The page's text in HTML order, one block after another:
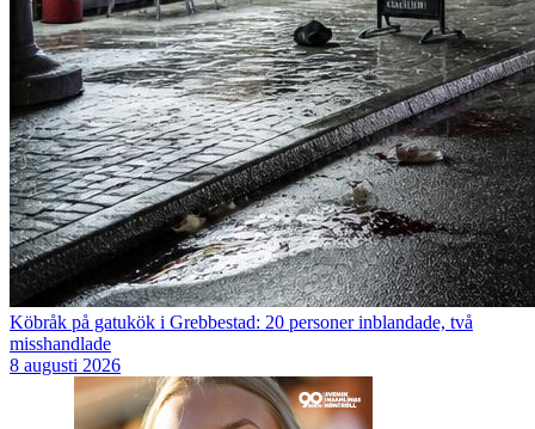
Köbråk på gatukök i Grebbestad: 20 personer inblandade, två
misshandlade
8 augusti 2026